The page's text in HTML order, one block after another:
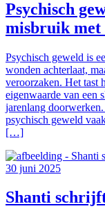
Psychisch
misbruik met
Psychisch geweld is
wonden achterlaat,
veroorzaken. Het tast
eigenwaarde van een
jarenlang
psychisch geweld
[…]
30 juni 2025
Shanti